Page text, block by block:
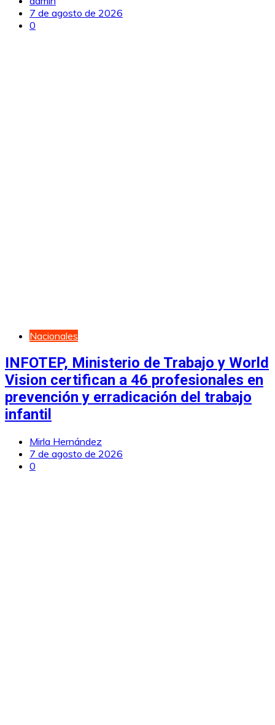
7 de agosto de 2026
0
Nacionales
INFOTEP, Ministerio de Trabajo y World
Vision certifican a 46 profesionales en
prevención y erradicación del trabajo
infantil
Mirla Hernández
7 de agosto de 2026
0